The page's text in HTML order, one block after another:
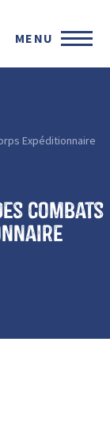
MENU
Expéditionnaire
combats